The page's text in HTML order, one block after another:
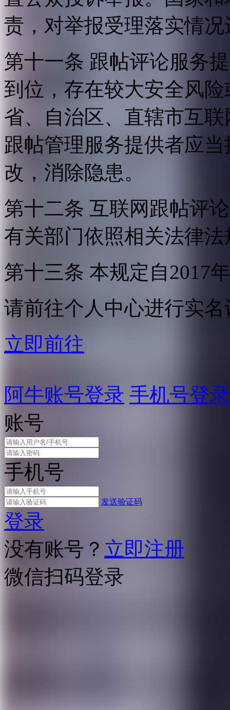
责，对举报受理落实情
第十一条 跟帖评论服务
到位，存在较大安全风
省、自治区、直辖市互
跟帖管理服务提供者应
改，消除隐患。
第十二条 互联网跟帖评
有关部门依照相关法律
第十三条 本规定自2017
请前往个人中心进行实名
立即前往
阿牛账号登录 手机号登录
账号
手机号
发送验证码
登录
没有账号？ 立即注册
微信扫码登录